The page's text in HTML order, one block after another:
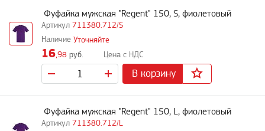
711380.712/S
Фуфайка мужская "Regent" 150, S, фиолетовый
Уточняйте
16,98 руб.
В корзину
711380.712/L
Фуфайка мужская "Regent" 150, L, фиолетовый